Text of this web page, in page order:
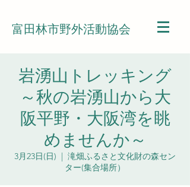
富田林市野外活動協会
岩湧山トレッキング
～秋の岩湧山から大
阪平野・大阪湾を眺
めませんか～
3月23日(日)
  |
滝畑ふるさと文化財の森セン
ター(集合場所）